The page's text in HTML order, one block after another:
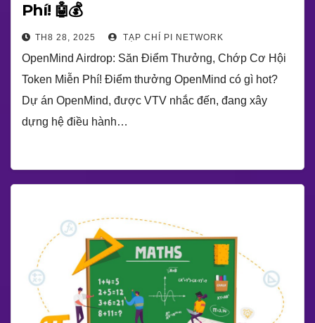
Phí! 🤖💰
TH8 28, 2025 TẠP CHÍ PI NETWORK
OpenMind Airdrop: Săn Điểm Thưởng, Chớp Cơ Hội
Token Miễn Phí! Điểm thưởng OpenMind có gì hot?
Dự án OpenMind, được VTV nhắc đến, đang xây
dựng hệ điều hành…